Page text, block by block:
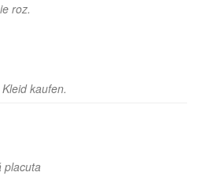
roz.
kaufen.
placuta